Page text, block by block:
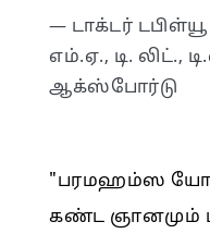
— டாக்டர்
எம்.ஏ., டி. லிட்.,
ஆக்ஸ்போர்டு
"பரமஹம்ஸ
கண்ட ஞானமும்